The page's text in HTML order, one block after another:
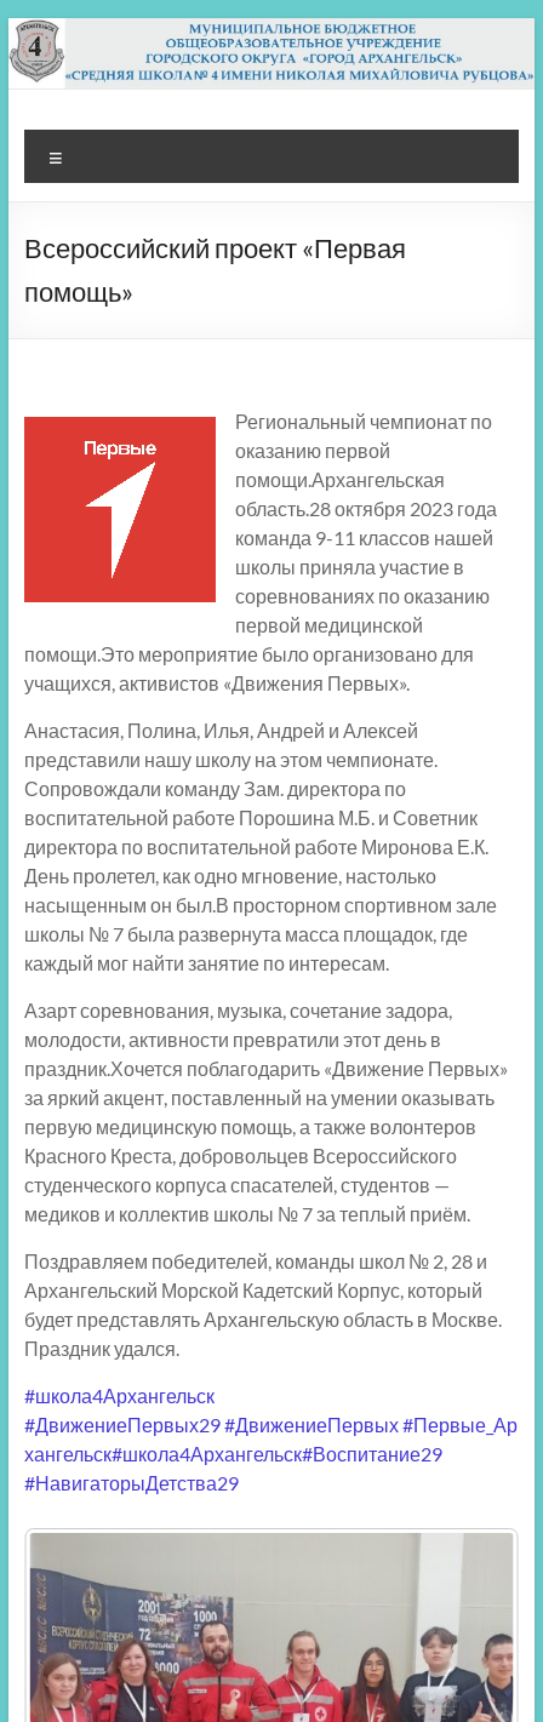
Перейти
к
содержимому
МБОУ СШ 4
Архангельск
Всероссийский проект «Первая
помощь»
Региональный чемпионат по
оказанию первой
помощи.Архангельская
область.28 октября 2023 года
команда 9-11 классов нашей
школы приняла участие в
соревнованиях по оказанию
первой медицинской
помощи.Это мероприятие было организовано для
учащихся, активистов «Движения Первых».
Анастасия, Полина, Илья, Андрей и Алексей
представили нашу школу на этом чемпионате.
Сопровождали команду Зам. директора по
воспитательной работе Порошина М.Б. и Советник
директора по воспитательной работе Миронова Е.К.
День пролетел, как одно мгновение, настолько
насыщенным он был.В просторном спортивном зале
школы № 7 была развернута масса площадок, где
каждый мог найти занятие по интересам.
Азарт соревнования, музыка, сочетание задора,
молодости, активности превратили этот день в
праздник.Хочется поблагодарить «Движение Первых»
за яркий акцент, поставленный на умении оказывать
первую медицинскую помощь, а также волонтеров
Красного Креста, добровольцев Всероссийского
студенческого корпуса спасателей, студентов —
медиков и коллектив школы № 7 за теплый приём.
Поздравляем победителей, команды школ № 2, 28 и
Архангельский Морской Кадетский Корпус, который
будет представлять Архангельскую область в Москве.
Праздник удался.
#школа4Архангельск
#ДвижениеПервых29#ДвижениеПервых#Первые_Ар
хангельск#школа4Архангельск#Воспитание29
#НавигаторыДетства29